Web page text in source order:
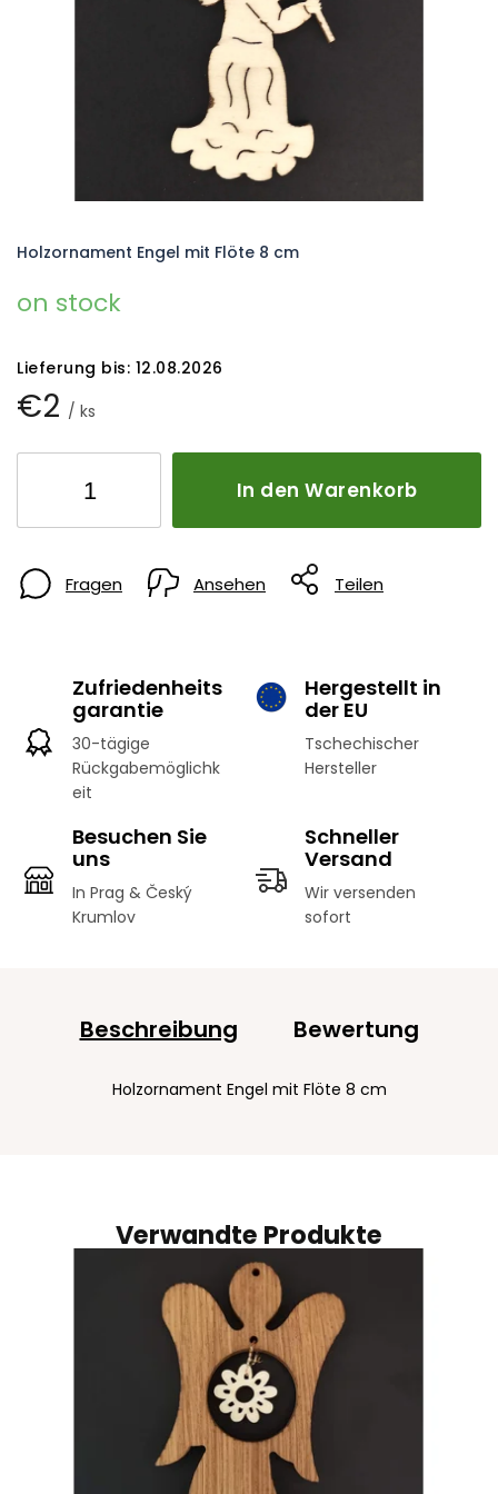
€2 / ks
on stock
Lieferung bis: 12.08.2026
In den Warenkorb
Holzornament Engel mit Flöte 8 cm
Fragen Ansehen Teilen
Zufriedenheits
garantie
30-tägige
Rückgabemöglichk
eit
Hergestellt in
der EU
Tschechischer
Hersteller
Besuchen Sie
uns
In Prag & Český
Krumlov
Schneller
Versand
Wir versenden
sofort
Verwandte Produkte
Beschreibung Bewertung
Holzornament Engel mit Flöte 8 cm